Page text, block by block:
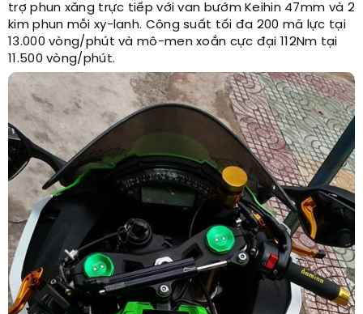
trợ phun xăng trực tiếp với van bướm Keihin 47mm và 2
kim phun mỗi xy-lanh. Công suất tối đa 200 mã lực tại
13.000 vòng/phút và mô-men xoắn cực đại 112Nm tại
11.500 vòng/phút.